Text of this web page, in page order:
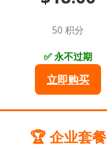
50 积分
✅ 永不过期
立即购买
🏆 企业套餐